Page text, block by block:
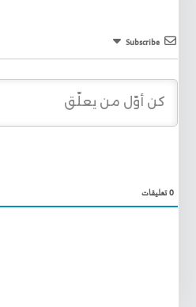
Subscribe
0تعليقات